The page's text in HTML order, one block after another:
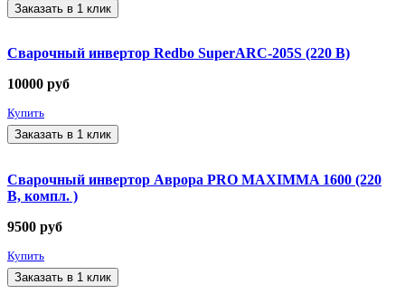
Заказать в 1 клик
Сварочный инвертор Redbo SuperARC-205S (220 В)
10000 руб
Купить
Заказать в 1 клик
Сварочный инвертор Аврора PRO MAXIMMA 1600 (220
В, компл. )
9500 руб
Купить
Заказать в 1 клик